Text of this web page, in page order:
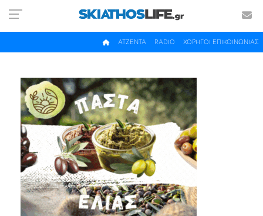
ΧΟΡΗΓΟΙ ΕΠΙΚΟΙΝΩΝΙΑΣ
RADIO
ΑΤΖΕΝΤΑ